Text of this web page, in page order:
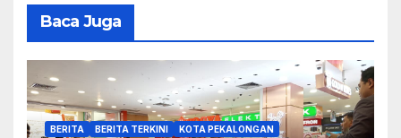
Baca Juga
BERITA BERITA TERKINI KOTA PEKALONGAN